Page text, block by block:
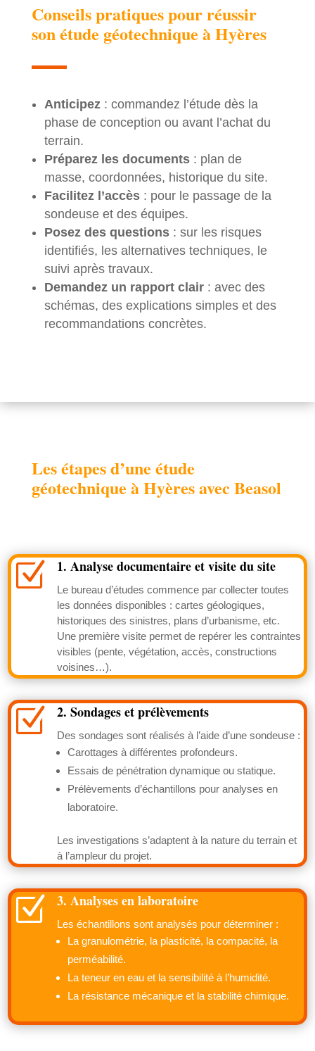
Conseils pratiques pour réussir
son étude géotechnique à Hyères
Anticipez : commandez l’étude dès la
phase de conception ou avant l’achat du
terrain.
Préparez les documents : plan de
masse, coordonnées, historique du site.
Facilitez l’accès : pour le passage de la
sondeuse et des équipes.
Posez des questions : sur les risques
identifiés, les alternatives techniques, le
suivi après travaux.
Demandez un rapport clair : avec des
schémas, des explications simples et des
recommandations concrètes.
Les étapes d’une étude
géotechnique à Hyères avec Beasol
Z 1. Analyse documentaire et visite du site
Le bureau d’études commence par collecter toutes
les données disponibles : cartes géologiques,
historiques des sinistres, plans d’urbanisme, etc.
Une première visite permet de repérer les contraintes
visibles (pente, végétation, accès, constructions
voisines…).
Z 2. Sondages et prélèvements
Des sondages sont réalisés à l’aide d’une sondeuse :
Carottages à différentes profondeurs.
Essais de pénétration dynamique ou statique.
Prélèvements d’échantillons pour analyses en
laboratoire.
Les investigations s’adaptent à la nature du terrain et
à l’ampleur du projet.
Z 3. Analyses en laboratoire
Les échantillons sont analysés pour déterminer :
La granulométrie, la plasticité, la compacité, la
perméabilité.
La teneur en eau et la sensibilité à l’humidité.
La résistance mécanique et la stabilité chimique.